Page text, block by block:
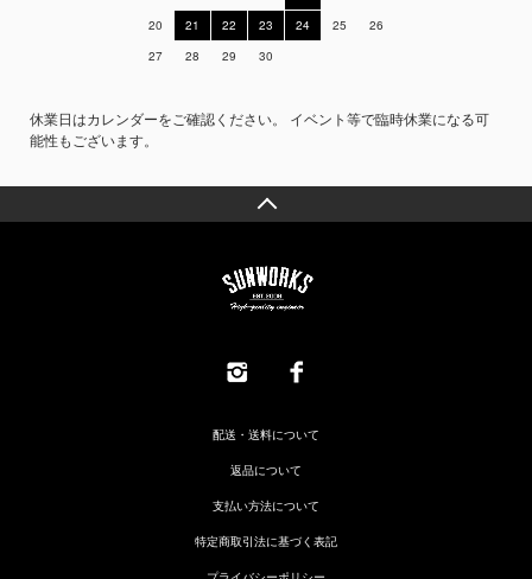
20
21 22 23 24 25
26
27
28 29 30
休業日はカレンダーをご確認ください。 イベント等で臨時休業になる可
能性もございます。
配送・送料について
返品について
支払い方法について
特定商取引法に基づく表記